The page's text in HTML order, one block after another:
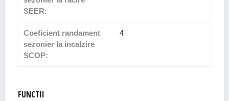
SEER:
Coeficient randament
sezonier la incalzire
SCOP:
4
FUNCTII